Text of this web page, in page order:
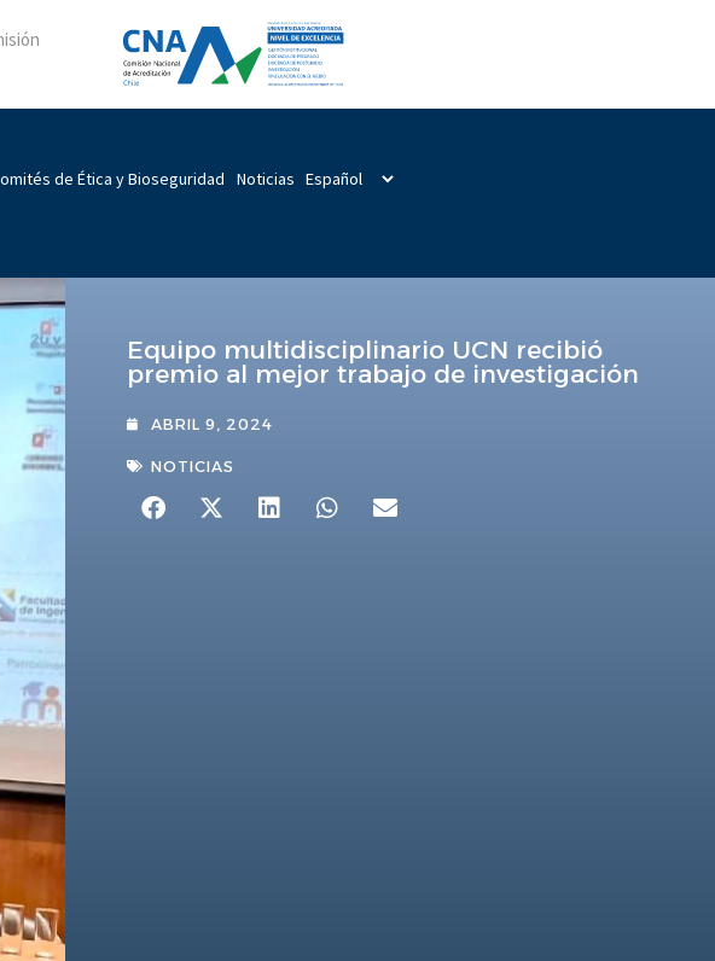
de Ética y Bioseguridad Noticias
Equipo multidisciplinario UCN recibió
premio al mejor trabajo de investigación
ABRIL 9, 2024
NOTICIAS